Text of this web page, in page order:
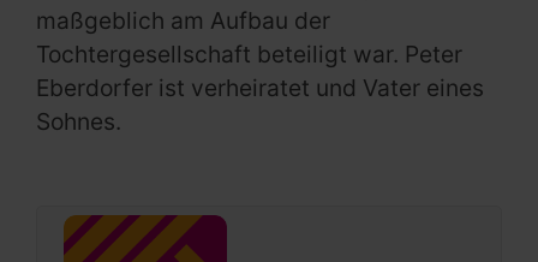
maßgeblich am Aufbau der
Tochtergesellschaft beteiligt war. Peter
Eberdorfer ist verheiratet und Vater eines
Sohnes.